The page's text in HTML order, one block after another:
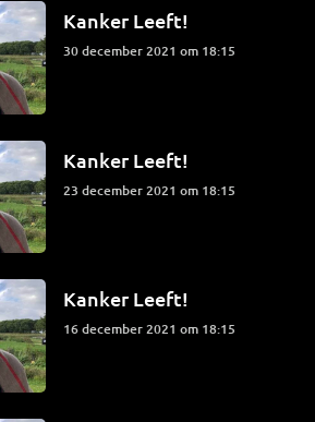
Kanker Leeft!
30 december 2021 om 18:15
Kanker Leeft!
23 december 2021 om 18:15
Kanker Leeft!
16 december 2021 om 18:15